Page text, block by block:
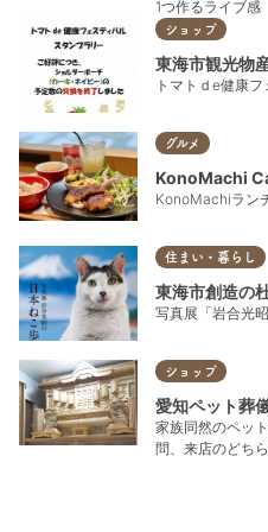
1つ作るライブ感
ショップ
東海市観光物
トマトｄe健康
グルメ
KonoMachi
KonoMachiラン
住まい・暮らし
東海市創造の
写真展「岩合光
ショップ
愛知ペット葬
家族同然のペッ
問、来店のどち